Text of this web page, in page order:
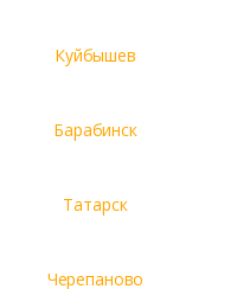
Куйбышев
Барабинск
Татарск
Черепаново